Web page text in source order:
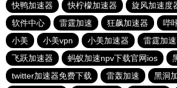
快鸭加速器
快柠檬加速器 旋风加速度
软件中心
雷霆加速 狂飙加速器 哔
小美
小美vpn 小美加速器
雷霆加
飞跃加速器
蚂蚁加速npv下载官网ios
twitter加速器免费下载
雷轰加速
黑洞